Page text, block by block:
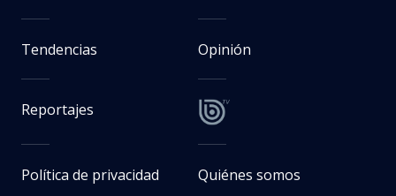
Tendencias Opinión
Reportajes
Política de privacidad Quiénes somos